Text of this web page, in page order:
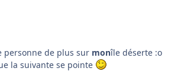
personne de plus sur monîle déserte :o
la suivante se pointe